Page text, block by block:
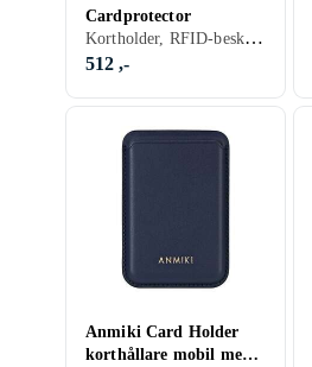
Cardprotector
Kortholder, RFID-beskyttelse
512 ,-
Anmiki Card Holder
korthållare mobil med